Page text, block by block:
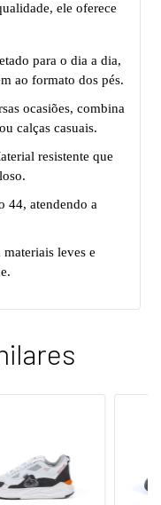
ele oferece
para o dia a dia,
ao formato dos pés.
ocasiões, combina
calças casuais.
resistente que
44, atendendo a
leves e